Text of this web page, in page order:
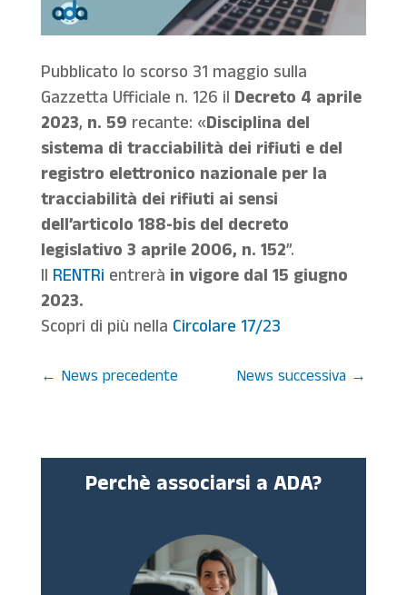
Pubblicato lo scorso 31 maggio sulla
Gazzetta Ufficiale n. 126 il Decreto 4 aprile
2023, n. 59 recante: «Disciplina del
sistema di tracciabilità dei rifiuti e del
registro elettronico nazionale per la
tracciabilità dei rifiuti ai sensi
dell’articolo 188-bis del decreto
legislativo 3 aprile 2006, n. 152”.
Il RENTRi entrerà in vigore dal 15 giugno
2023.
Scopri di più nella Circolare 17/23
← News precedente News successiva →
Perchè associarsi a ADA?